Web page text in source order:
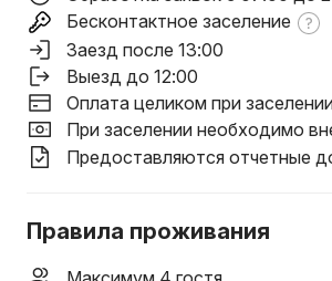
Бесконтактное заселение
Заезд после 13:00
Выезд до 12:00
Оплата целиком при
При заселении необходимо
Предоставляются отчетные
Правила проживания